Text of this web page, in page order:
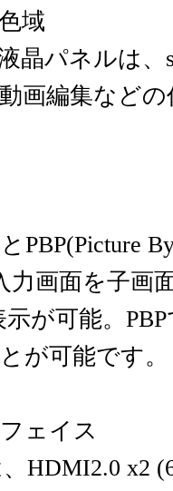
域
晶パネルは、
画編集など
PBP(Picture
力画面を子画
が可能。
が可能です。
ェイス
HDMI2.0 x2